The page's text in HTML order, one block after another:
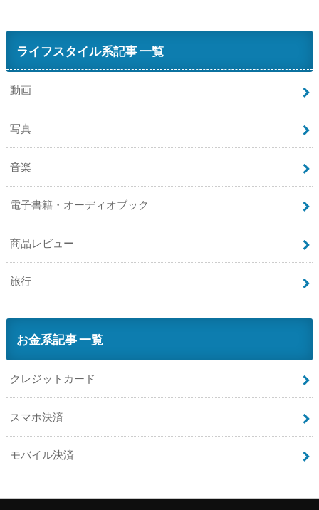
ライフスタイル系記事 一覧
動画
写真
音楽
電子書籍・オーディオブック
商品レビュー
旅行
お金系記事 一覧
クレジットカード
スマホ決済
モバイル決済